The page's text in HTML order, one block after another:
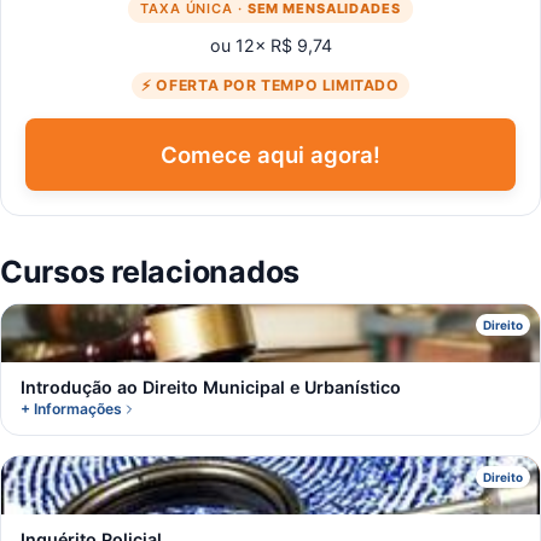
TAXA ÚNICA · SEM MENSALIDADES
ou 12× R$ 9,74
⚡ OFERTA POR TEMPO LIMITADO
Comece aqui agora!
Cursos relacionados
Direito
I
Introdução ao Direito Municipal e Urbanístico
+ Informações
Direito
I